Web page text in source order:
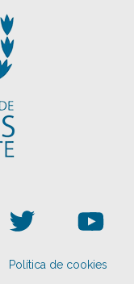
Política de cookies